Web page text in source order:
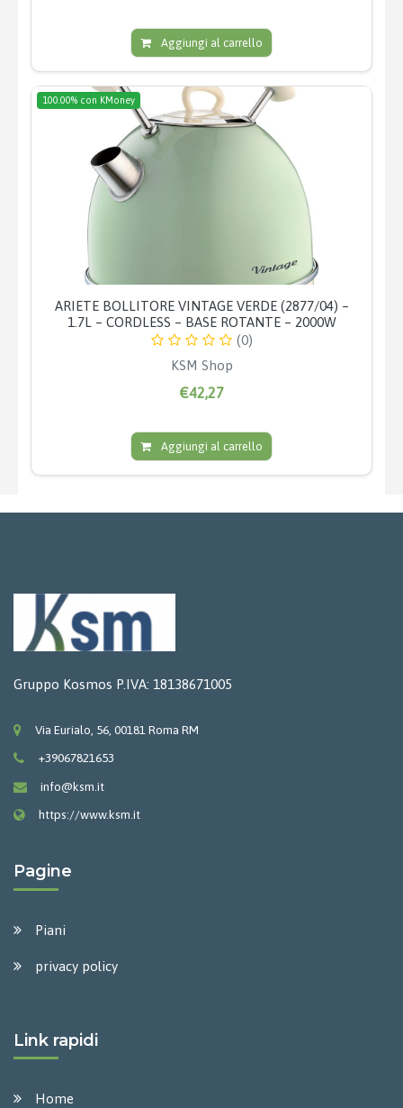
Aggiungi al carrello
100.00% con KMoney
ARIETE BOLLITORE VINTAGE VERDE (2877/04) –
1.7L – CORDLESS – BASE ROTANTE – 2000W
(0)
KSM Shop
€42,27
Aggiungi al carrello
Gruppo Kosmos P.IVA: 18138671005
Via Eurialo, 56, 00181 Roma RM
+39067821653
info@ksm.it
https://www.ksm.it
Pagine
Piani
privacy policy
Link rapidi
Home